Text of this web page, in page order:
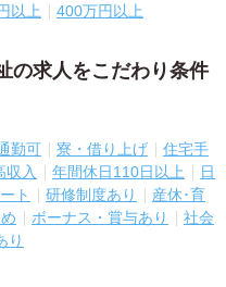
以上 400万円以上
の求人をこだわり条件
勤可 寮・借り上げ
住宅手
収入 年間休日110日以上
日
ト 研修制度あり
産休･育
ボーナス・賞与あり
社会
り